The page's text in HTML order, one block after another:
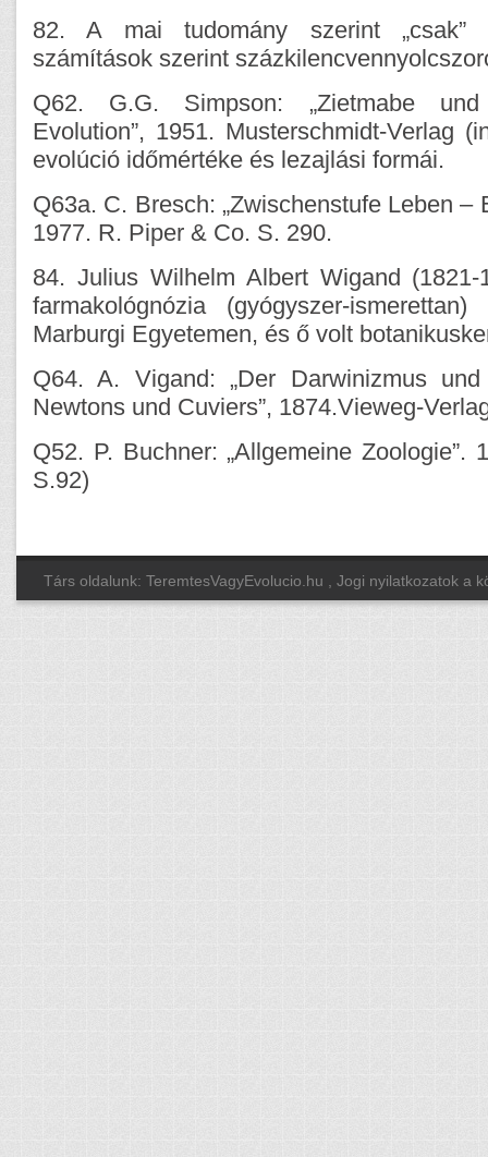
82. A mai tudomány szerint „csak”
számítások szerint
Q62. G.G. Simpson: „Zietmabe
Evolution”, 1951. Musterschmidt-Verlag
evolúció időmértéke és lezajlási formái.
Q63a. C. Bresch: „Zwischenstufe Leben –
1977. R. Piper & Co. S. 290.
84. Julius Wilhelm Albert Wigand
farmakológnózia (gyógyszer-
Marburgi Egyetemen, és ő volt
Q64. A. Vigand: „Der Darwinizmus
Newtons und Cuviers”, 1874.Vieweg-
Q52. P. Buchner: „Allgemeine Zoologie”.
S.92)
Társ oldalunk: TeremtesVagyEvolucio.hu , Jogi nyilatkozatok a